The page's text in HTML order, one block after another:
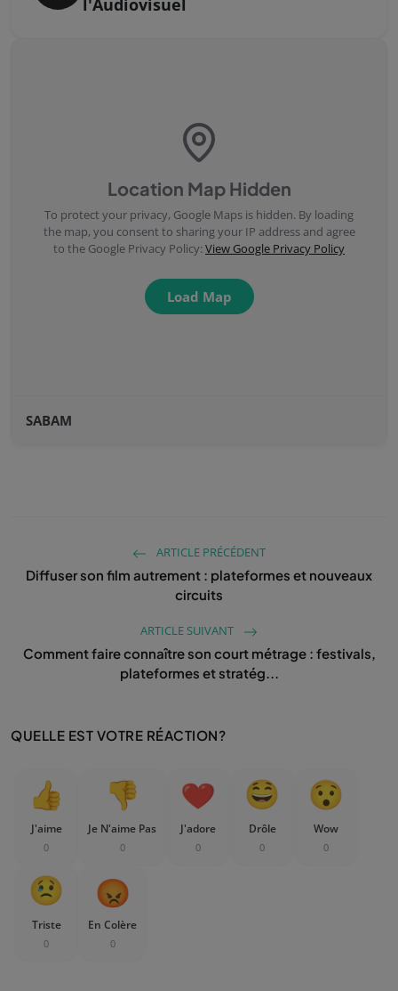
l'Audiovisuel
Location Map Hidden
To protect your privacy, Google Maps is hidden. By loading
the map, you consent to sharing your IP address and agree
to the Google Privacy Policy: View Google Privacy Policy
Load Map
SABAM
ARTICLE PRÉCÉDENT
Diffuser son film autrement : plateformes et nouveaux
circuits
ARTICLE SUIVANT
Comment faire connaître son court métrage : festivals,
plateformes et stratég...
QUELLE EST VOTRE RÉACTION?
J'aime
0
Je N'aime Pas
0
J'adore
0
Drôle
0
Wow
0
Triste
0
En Colère
0